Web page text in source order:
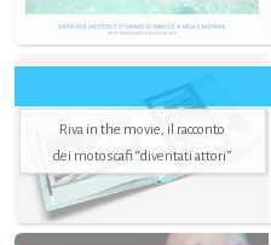
Riva in the movie, il racconto
dei motoscafi “diventati attori”